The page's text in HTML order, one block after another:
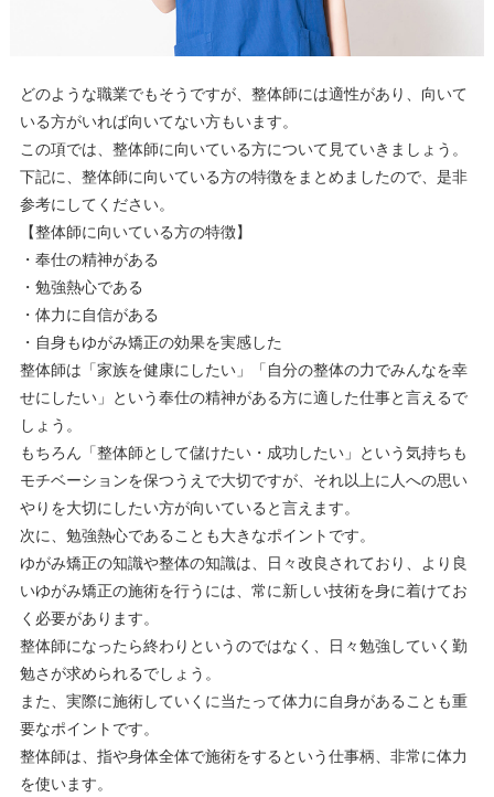
どのような職業でもそうですが、整体師には適性があり、向いて
いる方がいれば向いてない方もいます。
この項では、整体師に向いている方について見ていきましょう。
下記に、整体師に向いている方の特徴をまとめましたので、是非
参考にしてください。
【整体師に向いている方の特徴】
・奉仕の精神がある
・勉強熱心である
・体力に自信がある
・自身もゆがみ矯正の効果を実感した
整体師は「家族を健康にしたい」「自分の整体の力でみんなを幸
せにしたい」という奉仕の精神がある方に適した仕事と言えるで
しょう。
もちろん「整体師として儲けたい・成功したい」という気持ちも
モチベーションを保つうえで大切ですが、それ以上に人への思い
やりを大切にしたい方が向いていると言えます。
次に、勉強熱心であることも大きなポイントです。
ゆがみ矯正の知識や整体の知識は、日々改良されており、より良
いゆがみ矯正の施術を行うには、常に新しい技術を身に着けてお
く必要があります。
整体師になったら終わりというのではなく、日々勉強していく勤
勉さが求められるでしょう。
また、実際に施術していくに当たって体力に自身があることも重
要なポイントです。
整体師は、指や身体全体で施術をするという仕事柄、非常に体力
を使います。